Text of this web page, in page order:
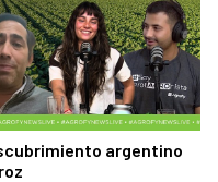
argentino